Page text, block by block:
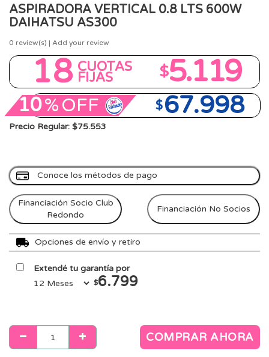
ASPIRADORA VERTICAL 0.8 LTS 600W
DAIHATSU AS300
0 review(s) | Add your review
18 CUOTAS
FIJAS $5.119
10%OFF $67.998
Precio Regular: $75.553
Conoce los métodos de pago
Financiación Socio Club
Redondo
Financiación No Socios
Opciones de envío y retiro
Extendé tu garantía por
$6.799
COMPRAR AHORA